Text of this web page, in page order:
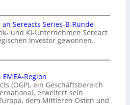
Sereacts Series-B-Runde
und KI-Unternehmen Sereact
Investor gewonnen.
Region
(OGP), ein Geschäftsbereich
erweitert sein
dem Mittleren Osten und